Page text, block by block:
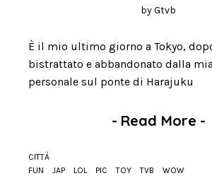
byGtvb
È il mio ultimo giorno a Tokyo,
bistrattato e abbandonato dalla
personale sul ponte di Harajuku
- Read More -
CITTÁ
FUN
JAP LOL PIC TOY TVB WOW